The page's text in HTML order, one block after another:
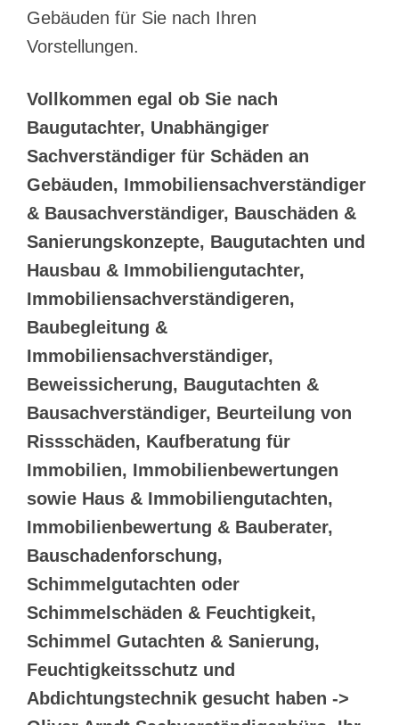
Gebäuden für Sie nach Ihren
Vorstellungen.
Vollkommen egal ob Sie nach
Baugutachter, Unabhängiger
Sachverständiger für Schäden an
Gebäuden, Immobiliensachverständiger
& Bausachverständiger, Bauschäden &
Sanierungskonzepte, Baugutachten und
Hausbau & Immobiliengutachter,
Immobiliensachverständigeren,
Baubegleitung &
Immobiliensachverständiger,
Beweissicherung, Baugutachten &
Bausachverständiger, Beurteilung von
Rissschäden, Kaufberatung für
Immobilien, Immobilienbewertungen
sowie Haus & Immobiliengutachten,
Immobilienbewertung & Bauberater,
Bauschadenforschung,
Schimmelgutachten oder
Schimmelschäden & Feuchtigkeit,
Schimmel Gutachten & Sanierung,
Feuchtigkeitsschutz und
Abdichtungstechnik gesucht haben ->